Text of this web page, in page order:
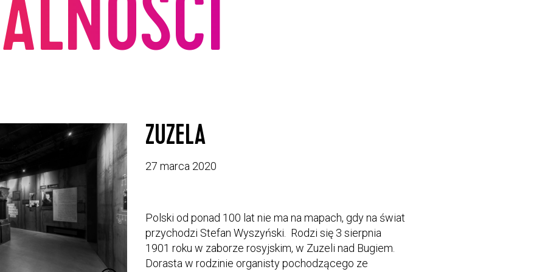
ZUZELA
27 marca 2020
Polski od ponad 100 lat nie ma na mapach, gdy na świat
przychodzi Stefan Wyszyński. Rodzi się 3 sierpnia
1901 roku w zaborze rosyjskim, w Zuzeli nad Bugiem.
Dorasta w rodzinie organisty pochodzącego ze